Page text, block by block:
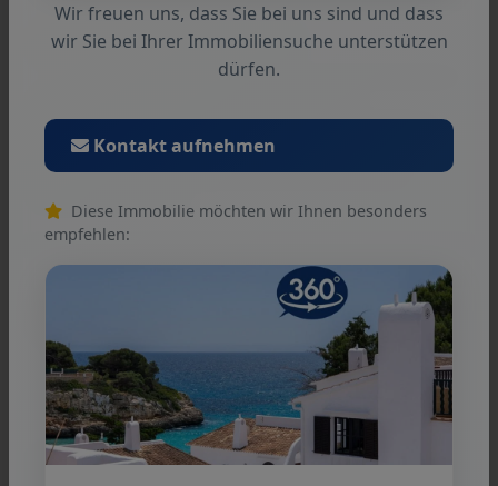
Condiciones generales
condiciones. A través de más utilizar nuestros
servicios usted explicar su conocimiento y
Wir freuen uns, dass Sie bei uns sind und dass
wir Sie bei Ihrer Immobiliensuche unterstützen
dürfen.
Kontakt aufnehmen
Diese Immobilie möchten wir Ihnen besonders
empfehlen: